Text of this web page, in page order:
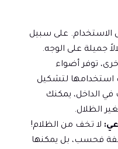
الاستخدام. على سبيل
جميلة على الوجه.
توفر أضواء
استخدامها لتشكيل
في الداخل، يمكنك
الظلال.
لا تخف من الظلام!
فحسب، بل يمكنها